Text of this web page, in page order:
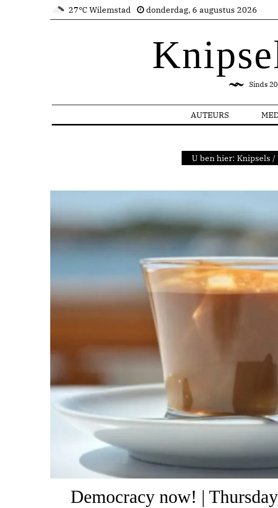
27°C Wilemstad donderdag, 6 augustus 2026
Sinds
AUTEURS
U ben hier: Knipsels /
Democracy now! |